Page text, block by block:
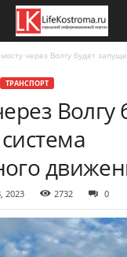
через Волгу будет
ТРАНСПОРТ
Волгу
2023 2732 0